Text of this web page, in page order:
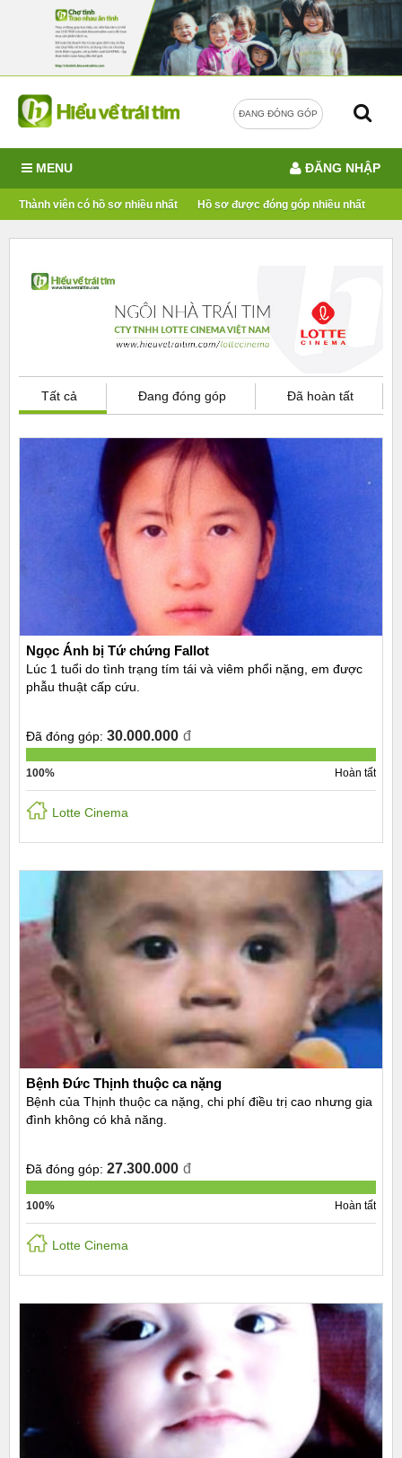
ĐANG ĐÓNG GÓP
MENU
Thành viên có hồ sơ nhiều nhất Hồ sơ được đóng góp nhiều nhất
ĐĂNG NHẬP
Tất cả Đang đóng góp Đã hoàn tất
Ngọc Ánh bị Tứ chứng Fallot
Lúc 1 tuổi do tình trạng tím tái và viêm phổi nặng, em được
phẫu thuật cấp cứu.
Đã đóng góp: 30.000.000 đ
100% Hoàn tất
Lotte Cinema
Bệnh Đức Thịnh thuộc ca nặng
Bệnh của Thịnh thuộc ca nặng, chi phí điều trị cao nhưng gia
đình không có khả năng.
Đã đóng góp: 27.300.000 đ
100% Hoàn tất
Lotte Cinema